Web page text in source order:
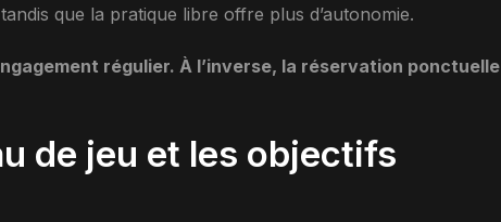
que la pratique libre offre plus d’autonomie.
régulier. À l’inverse, la réservation ponctuelle
de jeu et les objectifs